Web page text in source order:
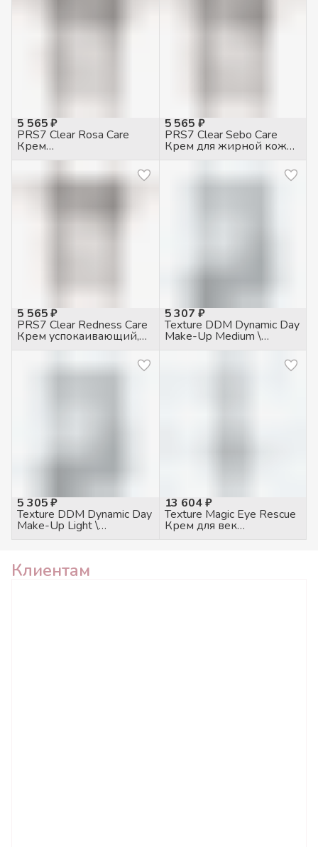
5 565 ₽
PRS7 Clear Rosa Care
Крем
противогиперемический
куперозом, 50мл
5 565 ₽
PRS7 Clear Sebo Care
Крем для жирной кожи
5 565 ₽
PRS7 Clear Redness Care
Крем успокаивающий,
50мл
5 307 ₽
Texture DDM Dynamic Day
Make-Up Medium \
Динамический дневной
тональный крем 30 SPF
5 305 ₽
Texture DDM Dynamic Day
Make-Up Light \
светлый, 50мл
13 604 ₽
Texture Magic Eye Rescue
Крем для век
Клиентам